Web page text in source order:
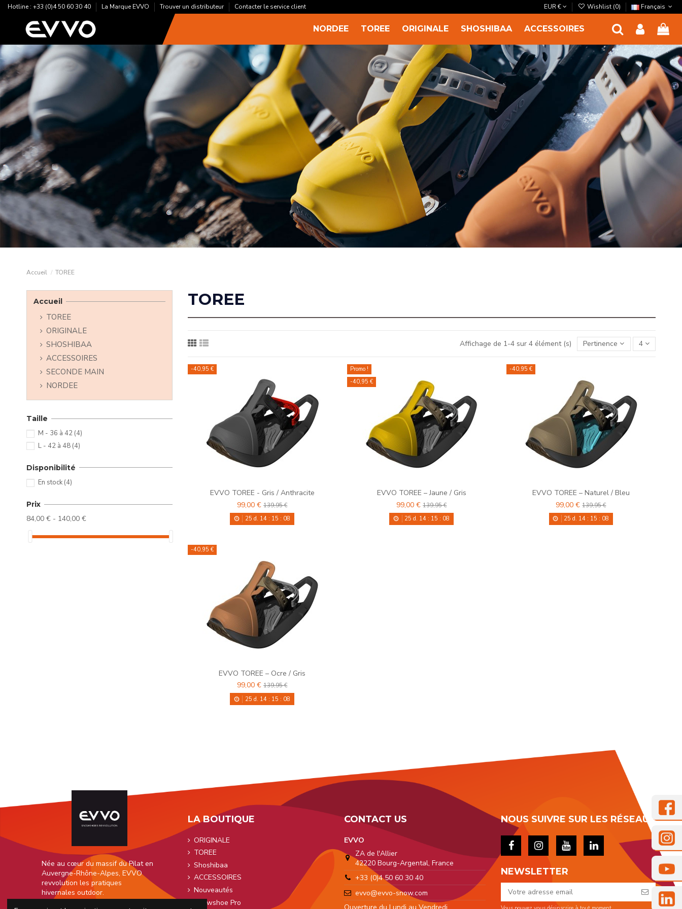
Hotline : +33 (0)4 50 60 30 40 La Marque EVVO Trouver un distributeur Contacter le service client EUR € Wishlist (0) Français
NORDEE TOREE ORIGINALE SHOSHIBAA ACCESSOIRES
Accueil TOREE
TOREE
Affichage de 1-4 sur 4 élément (s) Pertinence 4
-40,95 €
EVVO TOREE - Gris / Anthracite
99,00 €139,95 €
25 d. 14: 15 : 08
Promo !
-40,95 €
EVVO TOREE – Jaune / Gris
99,00 €139,95 €
25 d. 14: 15 : 08
-40,95 €
EVVO TOREE – Naturel / Bleu
99,00 €139,95 €
25 d. 14: 15 : 08
-40,95 €
EVVO TOREE – Ocre / Gris
99,00 €139,95 €
25 d. 14: 15 : 08
Accueil
TOREE
ORIGINALE
SHOSHIBAA
ACCESSOIRES
SECONDE MAIN
NORDEE
Taille
M - 36 à 42 (4)
L - 42 à 48 (4)
Disponibilité
En stock(4)
Prix
84,00 € - 140,00 €
Née au cœur du massif du Pilat en
Auvergne-Rhône-Alpes, EVVO
revvolution les pratiques
hivernales outdoor.
LA BOUTIQUE
ORIGINALE
TOREE
Shoshibaa
ACCESSOIRES
Nouveautés
Snowshoe Pro
CONTACT US
EVVO
ZA de l'Allier
42220 Bourg-Argental, France
+33 (0)4 50 60 30 40
evvo@evvo-snow.com
NOUS SUIVRE SUR LES RÉSEAUX
NEWSLETTER